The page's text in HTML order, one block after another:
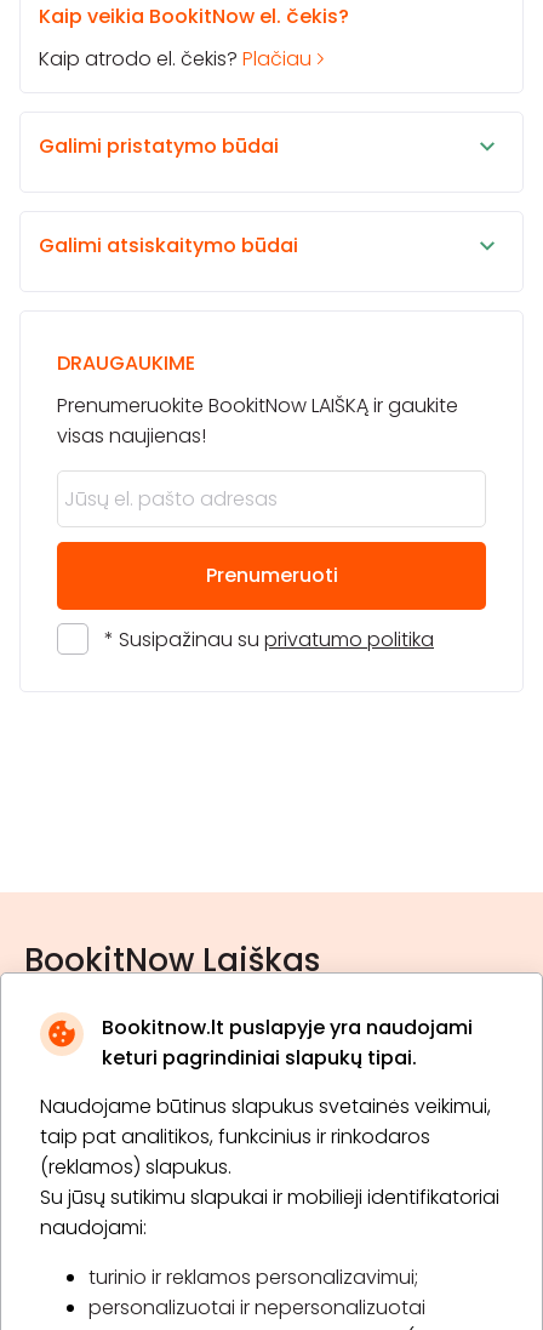
Bookitnow.lt puslapyje yra naudojami
keturi pagrindiniai slapukų tipai.
Naudojame būtinus slapukus svetainės veikimui,
taip pat analitikos, funkcinius ir rinkodaros
(reklamos) slapukus.
Su jūsų sutikimu slapukai ir mobilieji identifikatoriai
naudojami:
turinio ir reklamos personalizavimui;
personalizuotai ir nepersonalizuotai
Kaip veikia BookitNow el. čekis?
Kaip atrodo el. čekis? Plačiau
Galimi pristatymo būdai
Galimi atsiskaitymo būdai
DRAUGAUKIME
Prenumeruokite BookitNow LAIŠKĄ ir gaukite
visas naujienas!
Prenumeruoti
* Susipažinau su privatumo politika
BookitNow Laiškas
* Susipažinau su privatumo politika
Prenumeruoti
Apie „BookitNow“